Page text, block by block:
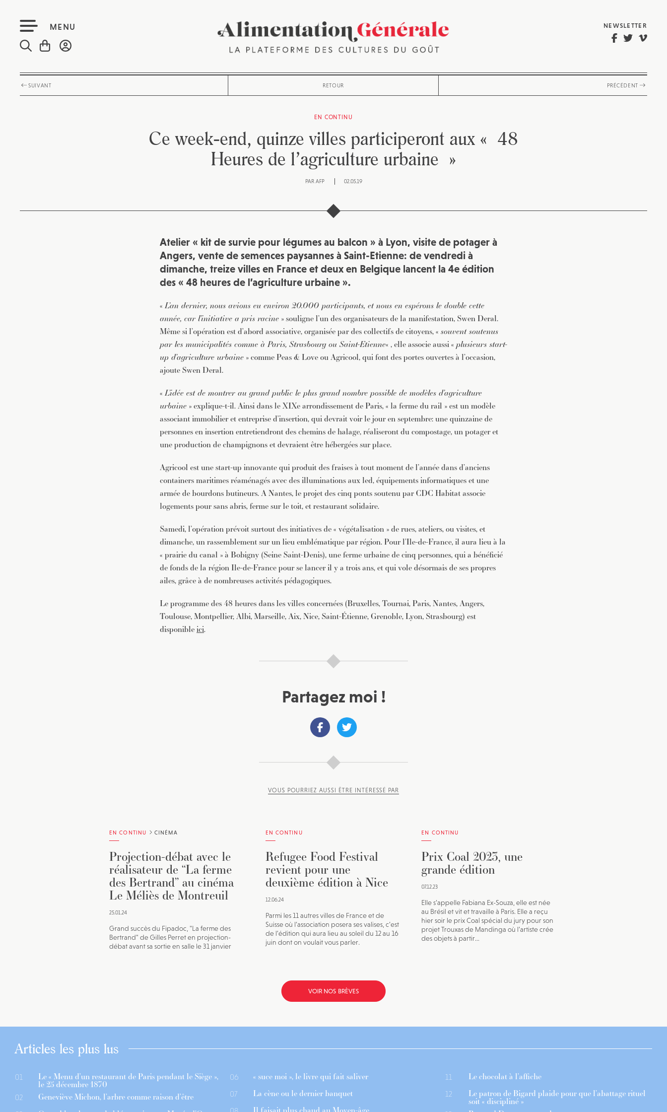
MENU NEWSLETTER
SUIVANT RETOUR PRÉCÉDENT
EN CONTINU
Ce week-end, quinze villes participeront aux « 48
Heures de l’agriculture urbaine »
PAR AFP 02.05.19
Atelier « kit de survie pour légumes au balcon » à Lyon, visite de potager à
Angers, vente de semences paysannes à Saint-Etienne: de vendredi à
dimanche, treize villes en France et deux en Belgique lancent la 4e édition
des « 48 heures de l’agriculture urbaine ».
«L’an dernier, nous avions eu environ 20.000 participants, et nous en espérons le double cette
année, car l’initiative a pris racine » souligne l’un des organisateurs de la manifestation, Swen Deral.
Même si l’opération est d’abord associative, organisée par des collectifs de citoyens, « souvent soutenus
par les municipalités comme à Paris, Strasbourg ou Saint-Etienne« , elle associe aussi « plusieurs start-
up d’agriculture urbaine » comme Peas & Love ou Agricool, qui font des portes ouvertes à l’occasion,
ajoute Swen Deral.
«L’idée est de montrer au grand public le plus grand nombre possible de modèles d’agriculture
urbaine » explique-t-il. Ainsi dans le XIXe arrondissement de Paris, « la ferme du rail » est un modèle
associant immobilier et entreprise d’insertion, qui devrait voir le jour en septembre: une quinzaine de
personnes en insertion entretiendront des chemins de halage, réaliseront du compostage, un potager et
une production de champignons et devraient être hébergées sur place.
Agricool est une start-up innovante qui produit des fraises à tout moment de l’année dans d’anciens
containers maritimes réaménagés avec des illuminations aux led, équipements informatiques et une
armée de bourdons butineurs. A Nantes, le projet des cinq ponts soutenu par CDC Habitat associe
logements pour sans abris, ferme sur le toit, et restaurant solidaire.
Samedi, l’opération prévoit surtout des initiatives de « végétalisation » de rues, ateliers, ou visites, et
dimanche, un rassemblement sur un lieu emblématique par région. Pour l’Ile-de-France, il aura lieu à la
« prairie du canal » à Bobigny (Seine Saint-Denis), une ferme urbaine de cinq personnes, qui a bénéficié
de fonds de la région Ile-de-France pour se lancer il y a trois ans, et qui vole désormais de ses propres
ailes, grâce à de nombreuses activités pédagogiques.
Le programme des 48 heures dans les villes concernées (Bruxelles, Tournai, Paris, Nantes, Angers,
Toulouse, Montpellier, Albi, Marseille, Aix, Nice, Saint-Étienne, Grenoble, Lyon, Strasbourg) est
disponibleici.
Partagez moi !
VOUS POURRIEZ AUSSI ÊTRE INTÉRESSÉ PAR
EN CONTINU CINÉMA
Projection-débat avec le
réalisateur de “La ferme
des Bertrand” au cinéma
Le Méliès de Montreuil
25.01.24
Grand succès du Fipadoc, "La ferme des
Bertrand" de Gilles Perret en projection-
débat avant sa sortie en salle le 31 janvier
EN CONTINU
Refugee Food Festival
revient pour une
deuxième édition à Nice
12.06.24
Parmi les 11 autres villes de France et de
Suisse où l’association posera ses valises, c’est
de l’édition qui aura lieu au soleil du 12 au 16
juin dont on voulait vous parler.
EN CONTINU
Prix Coal 2023, une
grande édition
07.12.23
Elle s’appelle Fabiana Ex-Souza, elle est née
au Brésil et vit et travaille à Paris. Elle a reçu
hier soir le prix Coal spécial du jury pour son
projet Trouxas de Mandinga où l’artiste crée
des objets à partir...
VOIR NOS BRÈVES
Articles les plus lus
01 Le « Menu d’un restaurant de Paris pendant le Siège »,
le 25 décembre 1870
02 Geneviève Michon, l’arbre comme raison d’être
06 « suce moi », le livre qui fait saliver
07 La cène ou le dernier banquet
11 Le chocolat à l’affiche
12 Le patron de Bigard plaide pour que l’abattage rituel
soit « discipliné »